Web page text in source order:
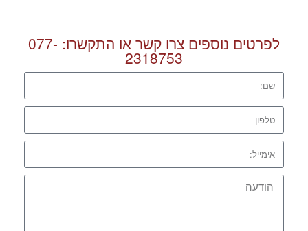
לפרטים נוספים צרו קשר או התקשרו: 077-
2318753